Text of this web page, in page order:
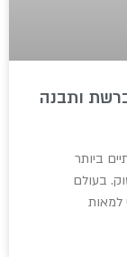
ותבנה
ביותר
בעולם
למאות